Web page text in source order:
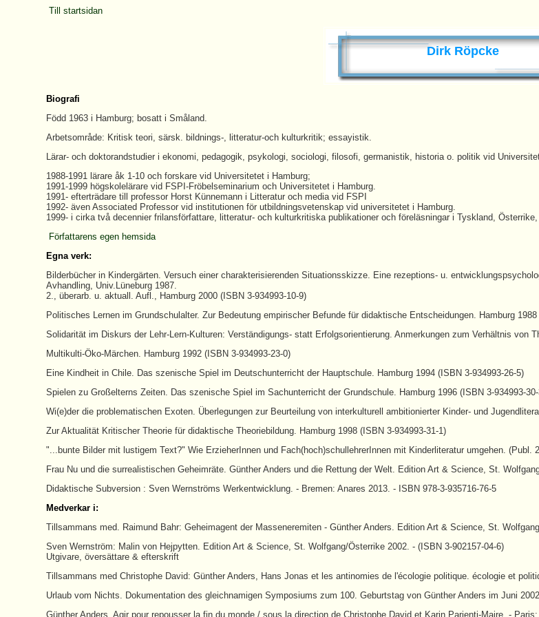
Till startsidan
Dirk Röpcke
Biografi
Född 1963 i Hamburg; bosatt i Småland.
Arbetsområde: Kritisk teori, särsk. bildnings-, litteratur-och kulturkritik; essayistik.
Lärar- och doktorandstudier i ekonomi, pedagogik, psykologi, sociologi, filosofi, germanistik, historia o. politik vid
1988-1991 lärare åk 1-10 och forskare vid Universitetet i Hamburg;
1991-1999 högskolelärare vid FSPI-Fröbelseminarium och Universitetet i Hamburg.
1991- efterträdare till professor Horst Künnemann i Litteratur och media vid FSPI
1992- även Associated Professor vid institutionen för utbildningsvetenskap vid universitetet i Hamburg.
1999- i cirka två decennier frilansförfattare, litteratur- och kulturkritiska publikationer och föreläsningar i Tyskland,
Författarens egen hemsida
Egna verk:
Bilderbücher in Kindergärten. Versuch einer charakterisierenden Situationsskizze. Eine rezeptions- u.
Avhandling, Univ.Lüneburg 1987.
2., überarb. u. aktuall. Aufl., Hamburg 2000 (ISBN 3-934993-10-9)
Politisches Lernen im Grundschulalter. Zur Bedeutung empirischer Befunde für didaktische Entscheidungen. Hamburg
Solidarität im Diskurs der Lehr-Lern-Kulturen: Verständigungs- statt Erfolgsorientierung. Anmerkungen zum Verhältnis von
Multikulti-Öko-Märchen. Hamburg 1992 (ISBN 3-934993-23-0)
Eine Kindheit in Chile. Das szenische Spiel im Deutschunterricht der Hauptschule. Hamburg 1994 (ISBN 3-934993-26-5)
Spielen zu Großelterns Zeiten. Das szenische Spiel im Sachunterricht der Grundschule. Hamburg 1996 (ISBN 3-934993-
Wi(e)der die problematischen Exoten. Überlegungen zur Beurteilung von interkulturell ambitionierter Kinder- und
Zur Aktualität Kritischer Theorie für didaktische Theoriebildung. Hamburg 1998 (ISBN 3-934993-31-1)
"...bunte Bilder mit lustigem Text?" Wie ErzieherInnen und Fach(hoch)schullehrerInnen mit Kinderliteratur umgehen. (Publ.
Frau Nu und die surrealistischen Geheimräte. Günther Anders und die Rettung der Welt. Edition Art & Science, St.
Didaktische Subversion : Sven Wernströms Werkentwicklung. - Bremen: Anares 2013. - ISBN 978-3-935716-76-5
Medverkar i:
Tillsammans med. Raimund Bahr: Geheimagent der Masseneremiten - Günther Anders. Edition Art & Science, St.
Sven Wernström: Malin von Hejpytten. Edition Art & Science, St. Wolfgang/Österrike 2002. - (ISBN 3-902157-04-6)
Utgivare, översättare & efterskrift
Tillsammans med Christophe David: Günther Anders, Hans Jonas et les antinomies de l'écologie politique. écologie et
Urlaub vom Nichts. Dokumentation des gleichnamigen Symposiums zum 100. Geburtstag von Günther Anders im Juni
Günther Anders. Agir pour repousser la fin du monde / sous la direction de Christophe David et Karin Parienti-Maire. -